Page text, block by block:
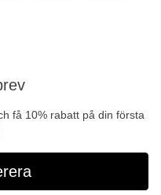
få 10% rabatt på din första